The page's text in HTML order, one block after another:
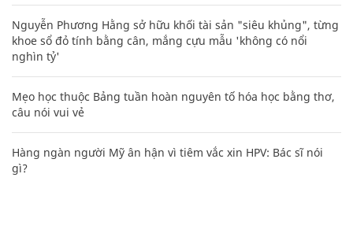
Nguyễn Phương Hằng sở hữu khối tài sản "siêu khủng", từng
khoe sổ đỏ tính bằng cân, mắng cựu mẫu 'không có nổi
nghìn tỷ'
Mẹo học thuộc Bảng tuần hoàn nguyên tố hóa học bằng thơ,
câu nói vui vẻ
Hàng ngàn người Mỹ ân hận vì tiêm vắc xin HPV: Bác sĩ nói
gì?